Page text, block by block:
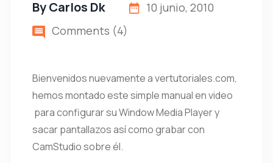
ByCarlos Dk
10 junio, 2010
Comments (4)
Bienvenidos nuevamente a vertutoriales.com,
hemos montado este simple manual en video
para configurar su Window Media Player y
sacar pantallazos así como grabar con
CamStudio sobre él.